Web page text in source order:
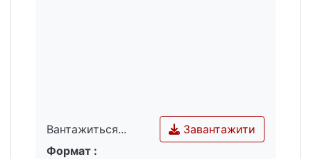
Вантажиться...
Вантажиться...
Завантажити
Формат :